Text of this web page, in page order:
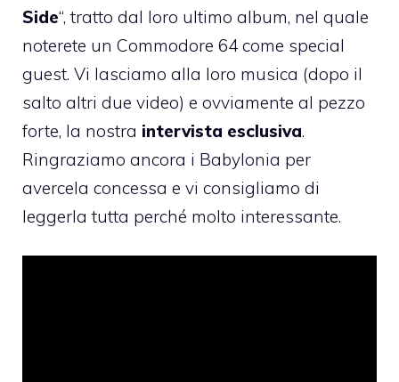
Side“, tratto dal loro ultimo album, nel quale
noterete un Commodore 64 come special
guest. Vi lasciamo alla loro musica (dopo il
salto altri due video) e ovviamente al pezzo
forte, la nostra intervista esclusiva.
Ringraziamo ancora i Babylonia per
avercela concessa e vi consigliamo di
leggerla tutta perché molto interessante.